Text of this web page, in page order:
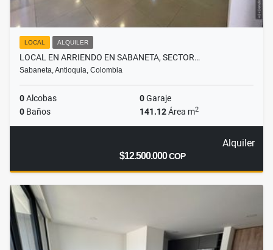
LOCAL ALQUILER
LOCAL EN ARRIENDO EN SABANETA, SECTOR…
Sabaneta, Antioquia, Colombia
0Alcobas 0Garaje
0 Baños 141.12Área m2
Alquiler
$12.500.000COP